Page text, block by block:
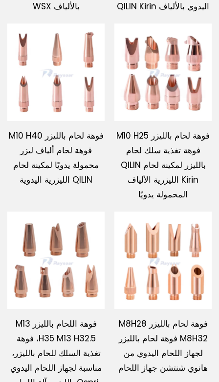
اليدوي بالألياف QILIN Kirin
بالألياف WSX
فوهة لحام بالليزر M10 H25
فوهة تغذية سلك لحام
بالليزر لمكينة لحام QILIN
Kirin الليزرية الألياف
المحمولة يدويًا
فوهة لحام بالليزر M10 H40
فوهة لحام ألياف ليزر
محمولة يدويًا لمكينة لحام
QILIN الليزرية اليدوية
فوهة لحام بالليزر M8H28
M8H32 فوهة لحام بالليزر
لجهاز اللحام اليدوي من
هانوي شنتشن جهاز اللحام
فوهة اللحام بالليزر M13
H35 M13 H32.5، فوهة
تغذية السلك للحام بالليزر،
مناسبة لجهاز اللحام اليدوي